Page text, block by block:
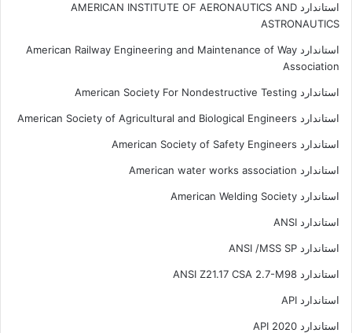
استاندارد AMERICAN INSTITUTE OF AERONAUTICS AND
ASTRONAUTICS
استاندارد American Railway Engineering and Maintenance of Way
Association
استاندارد American Society For Nondestructive Testing
استاندارد American Society of Agricultural and Biological Engineers
استاندارد American Society of Safety Engineers
استاندارد American water works association
استاندارد American Welding Society
استاندارد ANSI
استاندارد ANSI /MSS SP
استاندارد ANSI Z21.17 CSA 2.7-M98
استاندارد API
استاندارد API 2020